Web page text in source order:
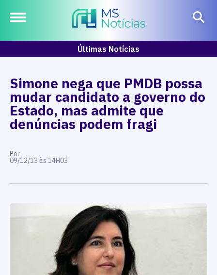
Últimas Notícias
Simone nega que PMDB possa
mudar candidato a governo do
Estado, mas admite que
denúncias podem fragi
Por
09/12/13 às 14H03